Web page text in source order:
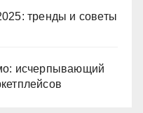
тренды и советы
исчерпывающий